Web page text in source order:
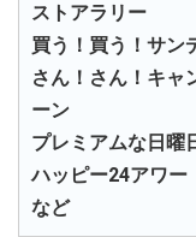
ストアラリー
買う！買う！サン
さん！さん！キャ
ーン
プレミアムな日曜
ハッピー24アワー
など